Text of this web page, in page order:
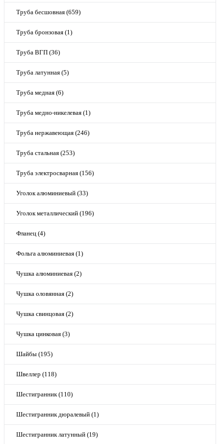
Труба бесшовная (659)
Труба бронзовая (1)
Труба ВГП (36)
Труба латунная (5)
Труба медная (6)
Труба медно-никелевая (1)
Труба нержавеющая (246)
Труба стальная (253)
Труба электросварная (156)
Уголок алюминиевый (33)
Уголок металлический (196)
Фланец (4)
Фольга алюминиевая (1)
Чушка алюминиевая (2)
Чушка оловянная (2)
Чушка свинцовая (2)
Чушка цинковая (3)
Шайбы (195)
Швеллер (118)
Шестигранник (110)
Шестигранник дюралевый (1)
Шестигранник латунный (19)